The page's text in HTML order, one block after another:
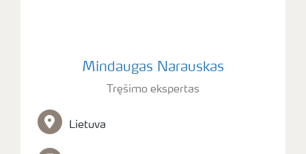
Mindaugas Narauskas
Tręšimo ekspertas
Lietuva